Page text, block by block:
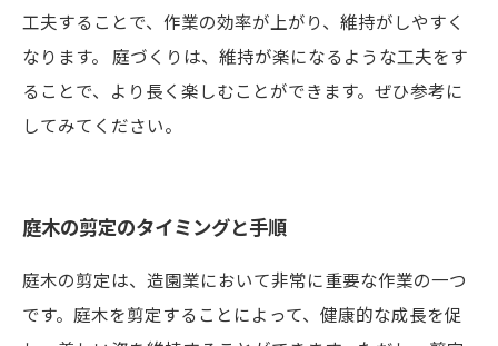
工夫することで、作業の効率が上がり、維持がしやすく
なります。 庭づくりは、維持が楽になるような工夫をす
ることで、より長く楽しむことができます。ぜひ参考に
してみてください。
庭木の剪定のタイミングと手順
庭木の剪定は、造園業において非常に重要な作業の一つ
です。庭木を剪定することによって、健康的な成長を促